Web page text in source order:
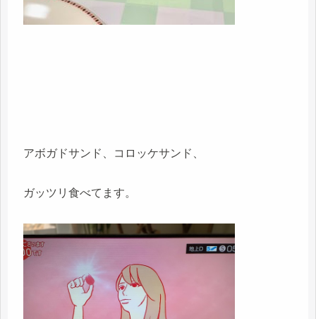
アボガドサンド、コロッケサンド、
ガッツリ食べてます。